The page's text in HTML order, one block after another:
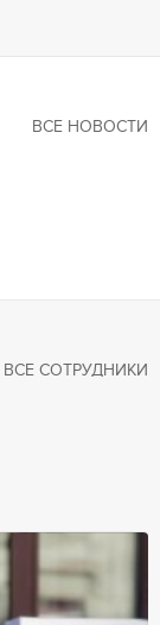
ВСЕ НОВОСТИ
ВСЕ СОТРУДНИКИ